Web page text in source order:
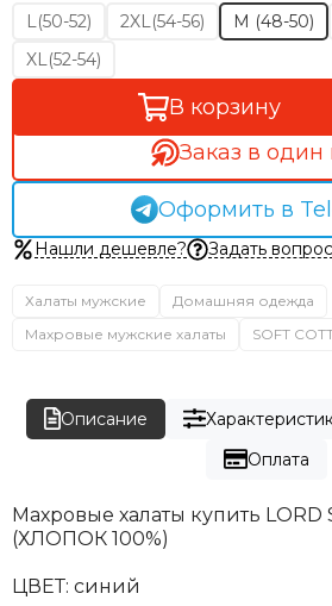
L(50-52)
2XL(54-56) M (48-50)
XL(52-54)
В корзину
Заказ в один
Оформить в
Нашли дешевле? Задать вопрос
Халаты мужские
Домашняя одежда
Махровые мужские халаты
SOFT
Описание
Оплата
Махровые халаты купить LORD
(ХЛОПОК 100%)
ЦВЕТ: синий